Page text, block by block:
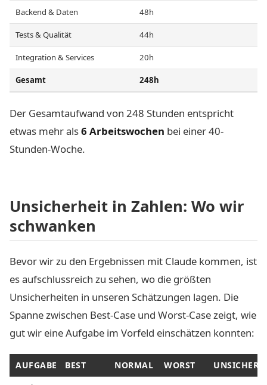
Backend & Daten 48h
Tests & Qualität 44h
Integration & Services 20h
Gesamt 248h
Der Gesamtaufwand von 248 Stunden entspricht
etwas mehr als6 Arbeitswochen bei einer 40-
Stunden-Woche.
Unsicherheit in Zahlen: Wo wir
schwanken
Bevor wir zu den Ergebnissen mit Claude kommen, ist
es aufschlussreich zu sehen, wo die größten
Unsicherheiten in unseren Schätzungen lagen. Die
Spanne zwischen Best-Case und Worst-Case zeigt, wie
gut wir eine Aufgabe im Vorfeld einschätzen konnten:
AUFGABE BEST NORMAL WORST